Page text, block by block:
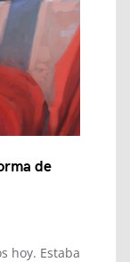
de
hoy. Estaba